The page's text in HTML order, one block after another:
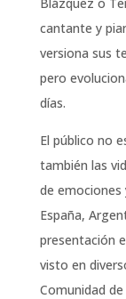
cantante y
versiona sus
pero
días.
El público no
también las
de
España,
presentación
visto en
Comunidad